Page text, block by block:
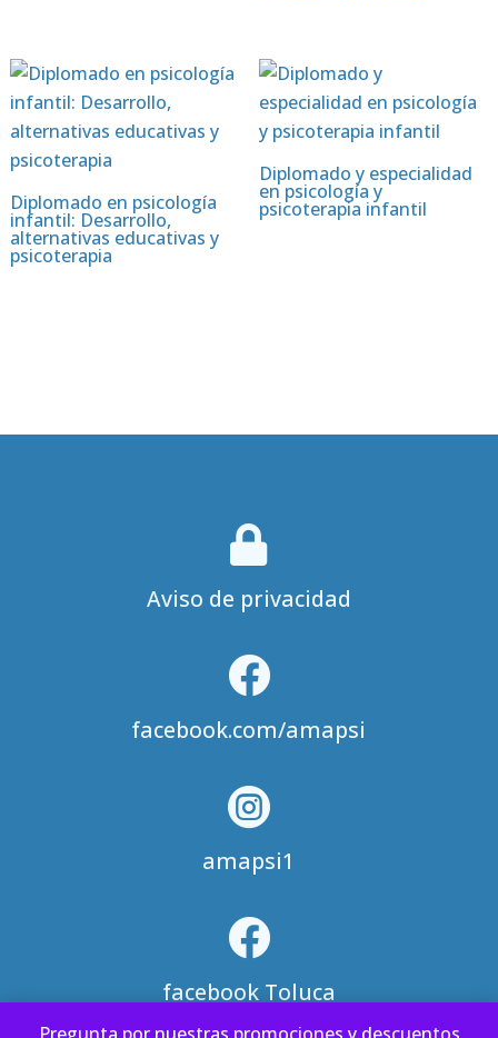
Diplomado en psicología
infantil: Desarrollo,
alternativas educativas y
psicoterapia
Diplomado y especialidad
en psicología y
psicoterapia infantil

Aviso de privacidad

facebook.com/amapsi

amapsi1

facebook Toluca